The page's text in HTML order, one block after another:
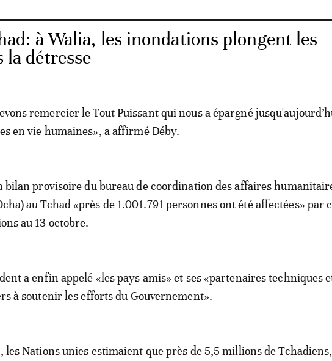
à Walia, les inondations plongent les
la détresse
remercier le Tout Puissant qui nous a épargné
en vie humaines», a affirmé Déby.
bilan provisoire du bureau de coordination des affaires
au Tchad «près de 1.001.791 personnes ont été affectées» par
au 13 octobre.
a enfin appelé «les pays amis» et ses «partenaires techniques
à soutenir les efforts du Gouvernement».
les Nations unies estimaient que près de 5,5 millions de